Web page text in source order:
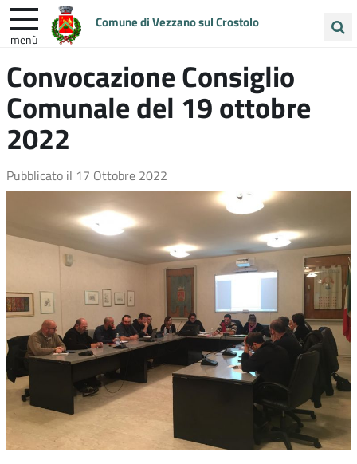
Comune di Vezzano sul Crostolo
menù
nel
sito
ENTRA IN COMUNE VIVI VEZZANO
UNIONE COLLINE MATILDICHE
Convocazione Consiglio
Comunale del 19 ottobre
2022
Pubblicato il 17 Ottobre 2022